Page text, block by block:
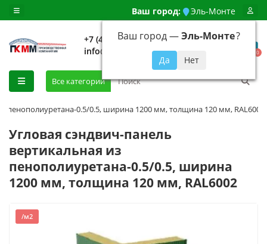
Ваш город: Эль-Монте
Ваш город —Эль-Монте?
+7 (499) 648-92-94
info@evroshtaketnikmoskva.ru
0
Все категории
пенополиуретана-0.5/0.5, ширина 1200 мм, толщина 120 мм, RAL6002
Угловая сэндвич-панель
вертикальная из
пенополиуретана-0.5/0.5, ширина
1200 мм, толщина 120 мм, RAL6002
/м2